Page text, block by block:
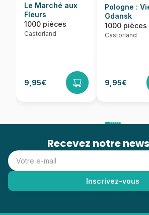
Le Marché aux
Fleurs
1000 pièces
Castorland
9,95€
Pologne :
Gdansk
1000 pièces
Castorland
9,95€
Recevez notre